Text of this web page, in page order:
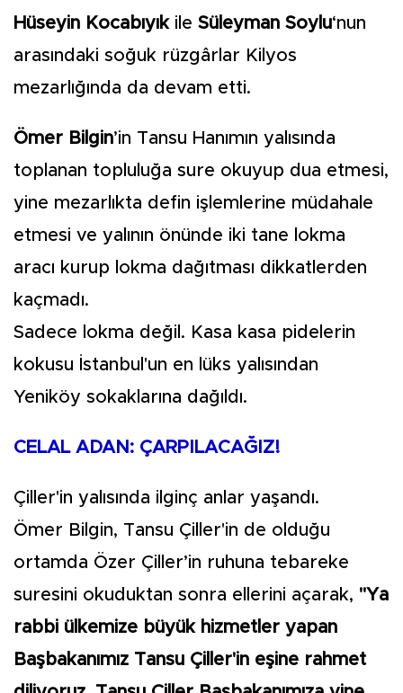
Hüseyin Kocabıyıkile Süleyman Soylu‘nun
arasındaki soğuk rüzgârlar Kilyos
mezarlığında da devam etti.
Ömer Bilgin’in Tansu Hanımın yalısında
toplanan topluluğa sure okuyup dua etmesi,
yine mezarlıkta defin işlemlerine müdahale
etmesi ve yalının önünde iki tane lokma
aracı kurup lokma dağıtması dikkatlerden
kaçmadı.
Sadece lokma değil. Kasa kasa pidelerin
kokusu İstanbul'un en lüks yalısından
Yeniköy sokaklarına dağıldı.
CELAL ADAN: ÇARPILACAĞIZ!
Çiller'in yalısında ilginç anlar yaşandı.
Ömer Bilgin, Tansu Çiller'in de olduğu
ortamda Özer Çiller’in ruhuna tebareke
suresini okuduktan sonra ellerini açarak, "Ya
rabbi ülkemize büyük hizmetler yapan
Başbakanımız Tansu Çiller'in eşine rahmet